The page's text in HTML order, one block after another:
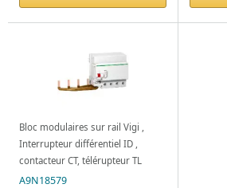
Bloc modulaires sur rail Vigi ,
Interrupteur différentiel ID ,
contacteur CT, télérupteur TL
A9N18579